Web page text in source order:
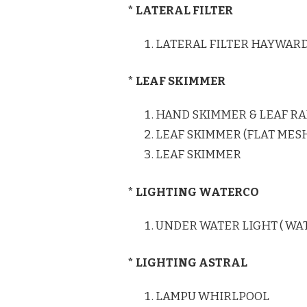
* LATERAL FILTER
LATERAL FILTER
* LEAF SKIMMER
HAND SKIMMER & LEAF
LEAF SKIMMER (FLAT
LEAF SKIMMER
* LIGHTING WATERCO
UNDER WATER LIGHT (
* LIGHTING ASTRAL
LAMPU WHIRLPOOL